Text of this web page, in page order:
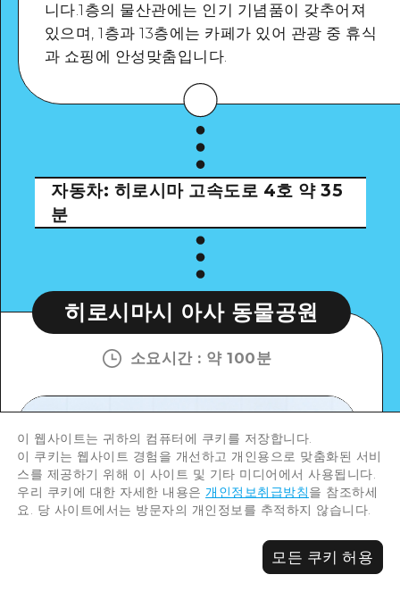
니다.1층의 물산관에는 인기 기념품이 갖추어져
있으며, 1층과 13층에는 카페가 있어 관광 중 휴식
과 쇼핑에 안성맞춤입니다.
자동차: 히로시마 고속도로 4호 약 35
분
히로시마시 아사 동물공원
소요시간: 약 100분
이 웹사이트는 귀하의 컴퓨터에 쿠키를 저장합니다.
이 쿠키는 웹사이트 경험을 개선하고 개인용으로 맞춤화된 서비
스를 제공하기 위해 이 사이트 및 기타 미디어에서 사용됩니다.
우리 쿠키에 대한 자세한 내용은개인정보취급방침을 참조하세
요. 당 사이트에서는 방문자의 개인정보를 추적하지 않습니다.
모든 쿠키 허용